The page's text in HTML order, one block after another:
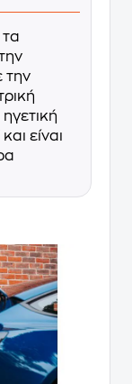
την
είναι